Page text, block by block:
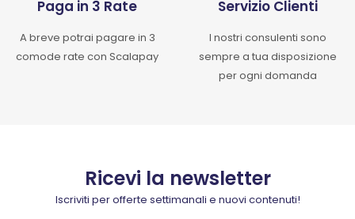
Paga in 3 Rate
A breve potrai pagare in 3
comode rate con Scalapay
Servizio Clienti
I nostri consulenti sono
sempre a tua disposizione
per ogni domanda
Ricevi la newsletter
Iscriviti per offerte settimanali e nuovi contenuti!